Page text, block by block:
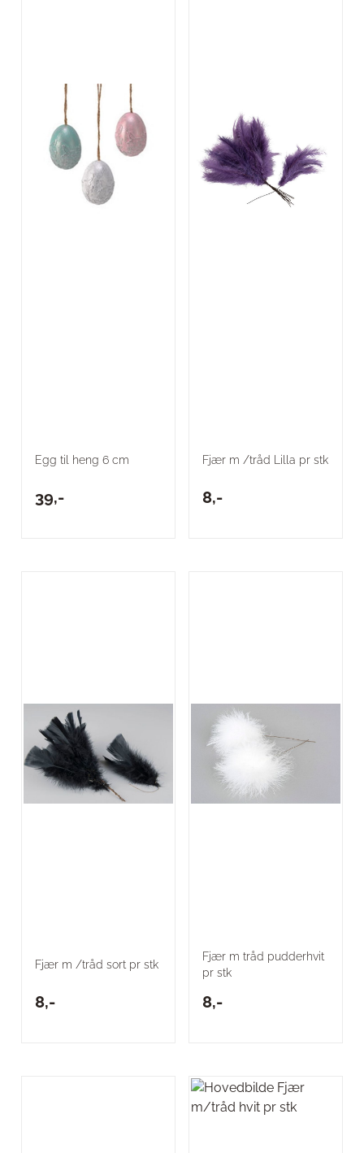
Egg til heng 6 cm
39,-
Fjær m /tråd Lilla pr stk
8,-
Fjær m /tråd sort pr stk
8,-
Fjær m tråd pudderhvit
pr stk
8,-